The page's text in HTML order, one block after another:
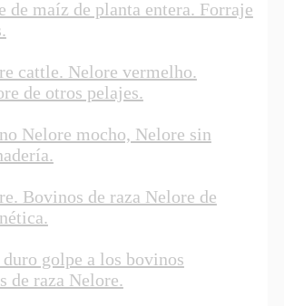
de maíz de planta entera. Forraje
cattle. Nelore vermelho.
de otros pelajes.
Nelore mocho, Nelore sin
Bovinos de raza Nelore de
golpe a los bovinos
de raza Nelore.